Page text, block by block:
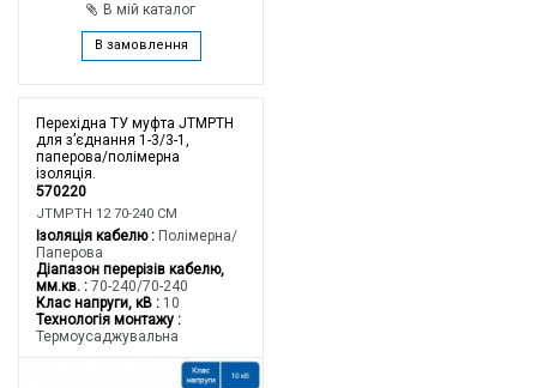
В мій каталог
В замовлення
Перехідна ТУ муфта JTMPTH
для з’єднання 1-3/3-1,
паперова/полімерна
ізоляція.
570220
JTMPTH 12 70-240 CM
Ізоляція кабелю
Полімерна/
Паперова
Діапазон перерізів кабелю,
мм.кв.
70-240/70-240
Клас напруги, кВ
10
Технологія монтажу
Термоусаджувальна